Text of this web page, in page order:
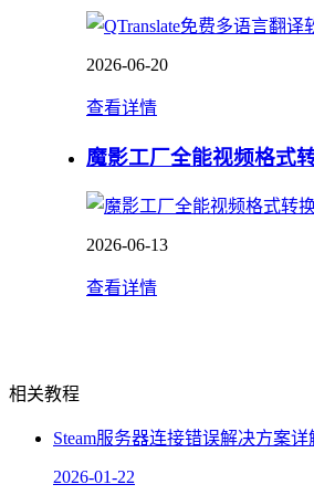
2026-06-20
查看详情
魔影工厂全能视频格式
2026-06-13
查看详情
相关教程
Steam服务器连接错误解决方案详
2026-01-22